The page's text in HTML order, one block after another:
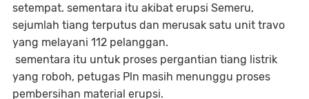
setempat. sementara itu akibat erupsi Semeru,
sejumlah tiang terputus dan merusak satu unit travo
yang melayani 112 pelanggan.
sementara itu untuk proses pergantian tiang listrik
yang roboh, petugas Pln masih menunggu proses
pembersihan material erupsi.